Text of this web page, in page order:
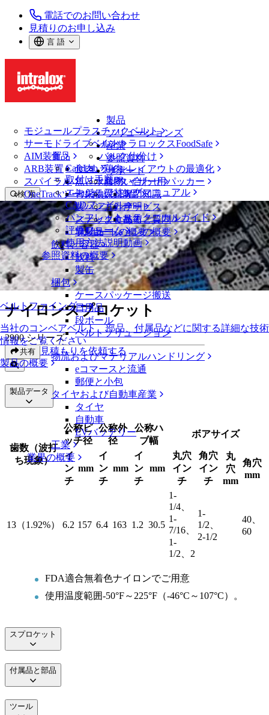
電話でのお問い合わせ
見積りのお申し込み
言 語
製品
モジュールプラスチックベルト
サーモドライブベルト
AIM装置
ARB装置
スパイラル
OneTrackツールおよび部品
ベルトファインダー
当社のコンベアベルト、部品、付属品などに関する詳細な技術
情報をご覧ください
製品の概要
ソリューションズ
イントラロックスFoodSafe
バルク仕分け
ラインレイアウトの最適化
パレタイザー用パッカー
専門知識
サービス
技術
ソリューションの概要
産業
食品
食肉、鶏肉
魚と水産物
青果物
製パン
スナック食品
乳製品
飲料と容器
飲料
製缶
梱包
ケースパッケージ搬送
日用品
段ボール
ベルトソリューション
物流およびマテリアルハンドリング
eコマースと流通
郵便と小包
タイヤおよび自動車産業
タイヤ
自動車
EVバッテリー
工業
業界の概要
参照資料
CalcLab
取付け手順
エンジニアリングマニュアル
CADファイル
パンフレット・テクニカルガイド
評価フォーム
使用方法説明動画
参照資料の概要
サポート
お問い合わせ
保証
方針声明
よくあるご質問
サポートの概要
検 索
メニューを開く
ベルトファインダー
ベルトファインダー
モジュールプラスチックベルト
2900 シリーズ
ナイロンスプロケット
ナイロンスプロケット
2900 シリーズ
共有 見積もりを依頼する
製品データ
歯数（波打
ち現象）
公称ピ
ッチ径
公称外
径
公称ハ
ブ幅
ボアサイズ
イ
ン
チ
mm
イ
ン
チ
mm
イ
ン
チ
mm
丸穴
イン
チ
角穴
イン
チ
丸
穴
mm
角穴
mm
13（1.92%） 6.2 157 6.4 163 1.2 30.5
1-
1/4、
1-
7/16、
1-
1/2、2
1-
1/2、
2-1/2
40、
60
FDA適合無着色ナイロンでご用意
使用温度範囲-50°F～225°F（-46°C～107°C）。
スプロケット
付属品と部品
ツール